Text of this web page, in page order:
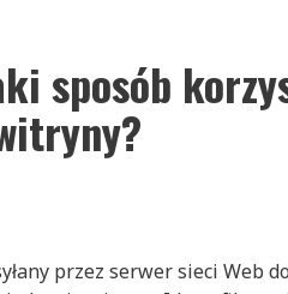
sposób
przez serwer sieci Web